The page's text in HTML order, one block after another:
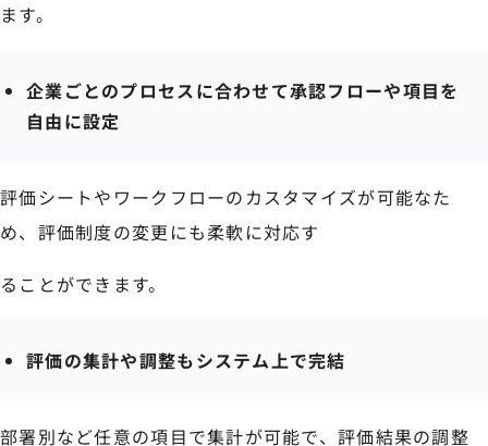
ます。
企業ごとのプロセスに合わせて承認フローや項目を
自由に設定
評価シートやワークフローのカスタマイズが可能なた
め、評価制度の変更にも柔軟に対応す
ることができます。
評価の集計や調整もシステム上で完結
部署別など任意の項目で集計が可能で、評価結果の調整